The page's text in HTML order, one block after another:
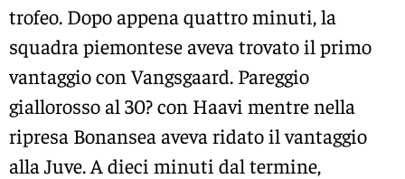
trofeo. Dopo appena quattro minuti, la
squadra piemontese aveva trovato il primo
vantaggio con Vangsgaard. Pareggio
giallorosso al 30? con Haavi mentre nella
ripresa Bonansea aveva ridato il vantaggio
alla Juve. A dieci minuti dal termine,